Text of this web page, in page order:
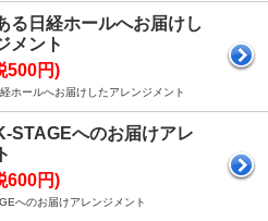
る日経ホールへお届けし
メント
500円)
ホールへお届けしたアレンジメント
STAGEへのお届けアレ
600円)
へのお届けアレンジメント